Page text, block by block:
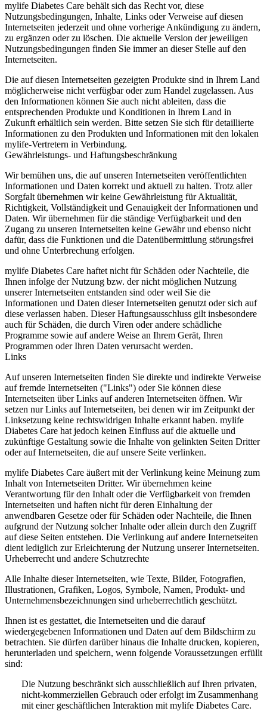
mylife Diabetes Care behält sich das Recht vor, diese
Nutzungsbedingungen, Inhalte, Links oder Verweise auf diesen
Internetseiten jederzeit und ohne vorherige Ankündigung zu ändern,
zu ergänzen oder zu löschen. Die aktuelle Version der jeweiligen
Nutzungsbedingungen finden Sie immer an dieser Stelle auf den
Internetseiten.
Die auf diesen Internetseiten gezeigten Produkte sind in Ihrem Land
möglicherweise nicht verfügbar oder zum Handel zugelassen. Aus
den Informationen können Sie auch nicht ableiten, dass die
entsprechenden Produkte und Konditionen in Ihrem Land in
Zukunft erhältlich sein werden. Bitte setzen Sie sich für detaillierte
Informationen zu den Produkten und Informationen mit den lokalen
mylife-Vertretern in Verbindung.
Gewährleistungs- und Haftungsbeschränkung
Wir bemühen uns, die auf unseren Internetseiten veröffentlichten
Informationen und Daten korrekt und aktuell zu halten. Trotz aller
Sorgfalt übernehmen wir keine Gewährleistung für Aktualität,
Richtigkeit, Vollständigkeit und Genauigkeit der Informationen und
Daten. Wir übernehmen für die ständige Verfügbarkeit und den
Zugang zu unseren Internetseiten keine Gewähr und ebenso nicht
dafür, dass die Funktionen und die Datenübermittlung störungsfrei
und ohne Unterbrechung erfolgen.
mylife Diabetes Care haftet nicht für Schäden oder Nachteile, die
Ihnen infolge der Nutzung bzw. der nicht möglichen Nutzung
unserer Internetseiten entstanden sind oder weil Sie die
Informationen und Daten dieser Internetseiten genutzt oder sich auf
diese verlassen haben. Dieser Haftungsausschluss gilt insbesondere
auch für Schäden, die durch Viren oder andere schädliche
Programme sowie auf andere Weise an Ihrem Gerät, Ihren
Programmen oder Ihren Daten verursacht werden.
Links
Auf unseren Internetseiten finden Sie direkte und indirekte Verweise
auf fremde Internetseiten ("Links") oder Sie können diese
Internetseiten über Links auf anderen Internetseiten öffnen. Wir
setzen nur Links auf Internetseiten, bei denen wir im Zeitpunkt der
Linksetzung keine rechtswidrigen Inhalte erkannt haben. mylife
Diabetes Care hat jedoch keinen Einfluss auf die aktuelle und
zukünftige Gestaltung sowie die Inhalte von gelinkten Seiten Dritter
oder auf Internetseiten, die auf unsere Seite verlinken.
mylife Diabetes Care äußert mit der Verlinkung keine Meinung zum
Inhalt von Internetseiten Dritter. Wir übernehmen keine
Verantwortung für den Inhalt oder die Verfügbarkeit von fremden
Internetseiten und haften nicht für deren Einhaltung der
anwendbaren Gesetze oder für Schäden oder Nachteile, die Ihnen
aufgrund der Nutzung solcher Inhalte oder allein durch den Zugriff
auf diese Seiten entstehen. Die Verlinkung auf andere Internetseiten
dient lediglich zur Erleichterung der Nutzung unserer Internetseiten.
Urheberrecht und andere Schutzrechte
Alle Inhalte dieser Internetseiten, wie Texte, Bilder, Fotografien,
Illustrationen, Grafiken, Logos, Symbole, Namen, Produkt- und
Unternehmensbezeichnungen sind urheberrechtlich geschützt.
Ihnen ist es gestattet, die Internetseiten und die darauf
wiedergegebenen Informationen und Daten auf dem Bildschirm zu
betrachten. Sie dürfen darüber hinaus die Inhalte drucken, kopieren,
herunterladen und speichern, wenn folgende Voraussetzungen erfüllt
sind:
Die Nutzung beschränkt sich ausschließlich auf Ihren privaten,
nicht-kommerziellen Gebrauch oder erfolgt im Zusammenhang
mit einer geschäftlichen Interaktion mit mylife Diabetes Care.